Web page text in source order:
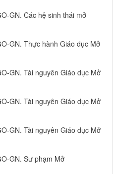
GN. Các hệ sinh thái mở
GN. Thực hành Giáo dục Mở
GN. Tài nguyên Giáo dục Mở
GN. Tài nguyên Giáo dục Mở
GN. Tài nguyên Giáo dục Mở
GN. Sư phạm Mở